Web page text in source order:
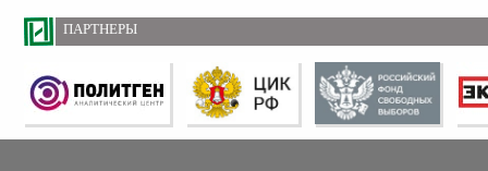
ПАРТНЕРЫ